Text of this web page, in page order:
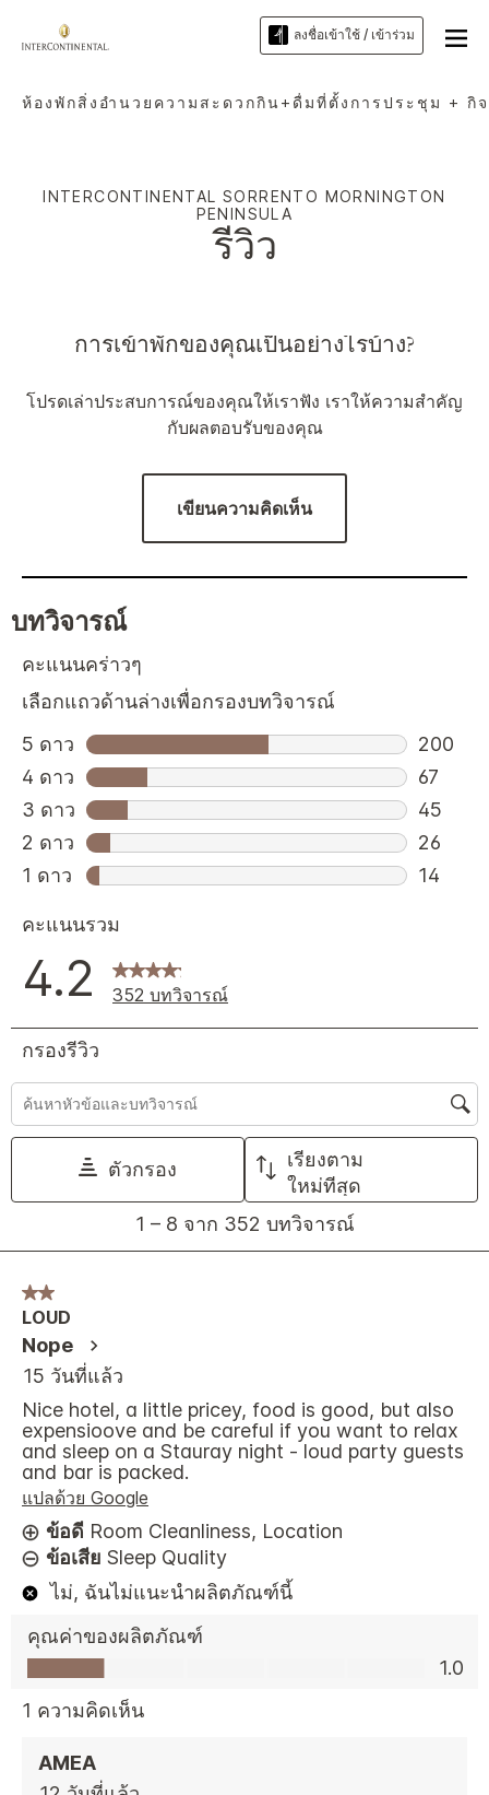
ลงชื่อเข้าใช้ / เข้าร่วม
ห้องพักสิ่งอำนวยความสะดวกกิน+ดื่มที่ตั้ง การประชุม + กิ
INTERCONTINENTAL SORRENTO MORNINGTON
PENINSULA
รีวิว
การเข้าพักของคุณเป็นอย่างไรบ้าง?
โปรดเล่าประสบการณ์ของคุณให้เราฟัง เราให้ความสำคัญ
กับผลตอบรับของคุณ
เขียนความคิดเห็น